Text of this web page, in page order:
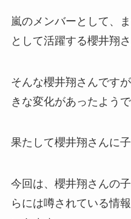
嵐のメンバーとして、
として活躍する櫻井翔さ
そんな櫻井翔さんです
きな変化があったようで
果たして櫻井翔さんに
今回は、櫻井翔さんの
らには噂されている情